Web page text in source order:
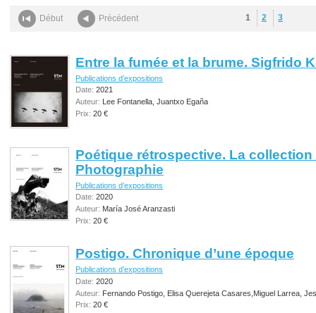
Début Précédent 1 2 3
Entre la fumée et la brume. Sigfrido
Publications d’expositions
Date: 2021
Auteur: Lee Fontanella, Juantxo Egaña
Prix: 20 €
Poétique rétrospective. La
Photographie
Publications d’expositions
Date: 2020
Auteur: María José Aranzasti
Prix: 20 €
Postigo. Chronique d’une époque
Publications d’expositions
Date: 2020
Auteur: Fernando Postigo, Elisa Querejeta Casares,Miguel Larrea,
Prix: 20 €